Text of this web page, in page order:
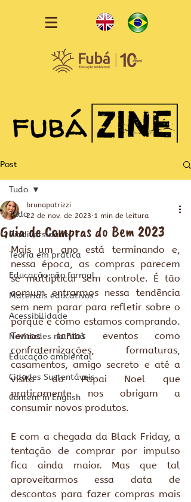
Post
Tudo
Biodiversidade
Teoria em prática
Educação não formal
Materiais educativos
Acessibilidade
Novidades na Fubá
Educação ambiental
Cidades Sustentáveis
Content in English
Tudo
Guia de Compras do Bem 2023
brunapatrizzi
22 de nov. de 2023 1 min de leitura
Mais um ano está terminando e,
nessa época, as compras parecem
se multiplicar sem controle. É tão
comum entrarmos nessa tendência
sem nem parar para refletir sobre o
porquê e como estamos comprando.
Temos tantos eventos como
confraternizações, formaturas,
casamentos, amigo secreto e até a
visita do Papai Noel que
praticamente nos obrigam a
consumir novos produtos.
E com a chegada da Black Friday, a
tentação de comprar por impulso
fica ainda maior. Mas que tal
aproveitarmos essa data de
descontos para fazer compras mais